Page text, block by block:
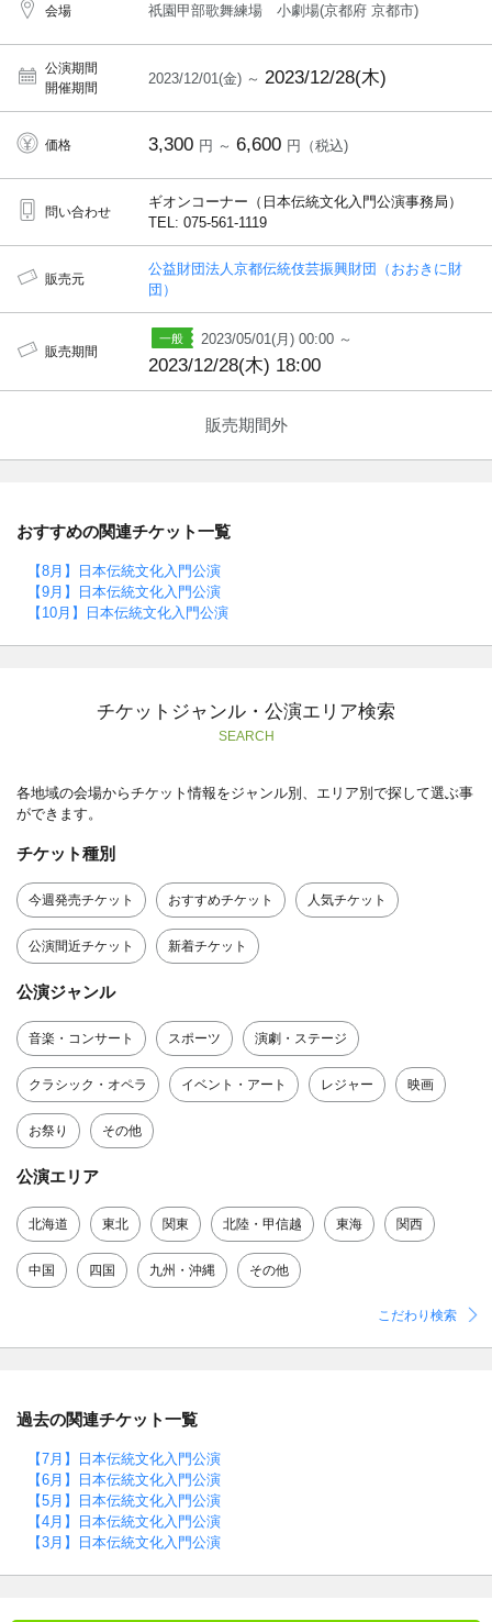
会場 祇園甲部歌舞練場 小劇場(京都府 京都市)
公演期間
開催期間
2023/12/01(金) ～ 2023/12/28(木)
価格 3,300 円 ～ 6,600 円（税込)
問い合わせ
ギオンコーナー（日本伝統文化入門公演事務局）
TEL: 075-561-1119
販売元
公益財団法人京都伝統伎芸振興財団（おおきに財
団）
販売期間
2023/05/01(月) 00:00 ～
2023/12/28(木) 18:00
販売期間外
おすすめの関連チケット一覧
【8月】日本伝統文化入門公演
【9月】日本伝統文化入門公演
【10月】日本伝統文化入門公演
チケットジャンル・公演エリア検索
SEARCH
各地域の会場からチケット情報をジャンル別、エリア別で探して選ぶ事
ができます。
チケット種別
今週発売チケット おすすめチケット 人気チケット
公演間近チケット 新着チケット
公演ジャンル
音楽・コンサート スポーツ 演劇・ステージ
クラシック・オペラ イベント・アート レジャー 映画
お祭り その他
公演エリア
北海道 東北 関東 北陸・甲信越 東海 関西
中国 四国 九州・沖縄 その他
こだわり検索
過去の関連チケット一覧
【7月】日本伝統文化入門公演
【6月】日本伝統文化入門公演
【5月】日本伝統文化入門公演
【4月】日本伝統文化入門公演
【3月】日本伝統文化入門公演